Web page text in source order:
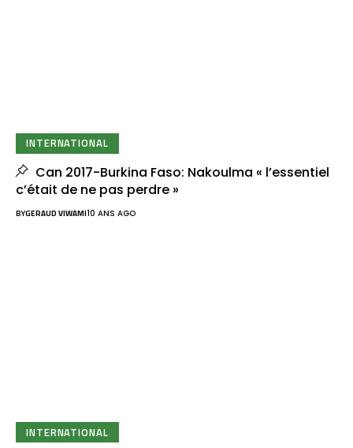
INTERNATIONAL
Can 2017-Burkina Faso: Nakoulma « l’essentiel
c’était de ne pas perdre »
BYGERAUD VIWAMI10 ANS AGO
INTERNATIONAL